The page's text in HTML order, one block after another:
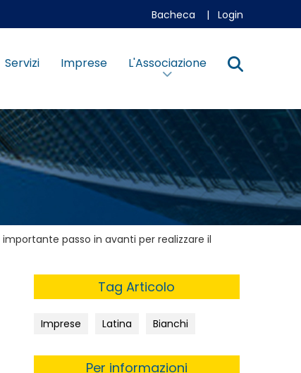
Bacheca | Login
Servizi Imprese L'Associazione
passo in avanti per realizzare il
Tag Articolo
Imprese Latina Bianchi
Per informazioni